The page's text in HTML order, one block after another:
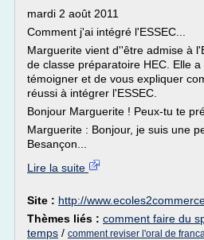
mardi 2 août 2011
Comment j'ai intégré l'ESSEC...
Marguerite vient d''être admise à
de classe préparatoire HEC. Elle
témoigner et de vous expliquer
réussi à intégrer l'ESSEC.
Bonjour Marguerite ! Peux-tu te
Marguerite : Bonjour, je suis une
Besançon...
Lire la suite
Site : http://
Thèmes liés : comment faire du
temps / comment reviser l'oral de